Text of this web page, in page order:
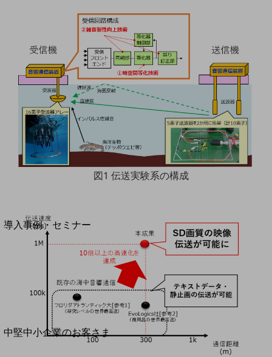
モバイルサービス
端末の一元管理
セキュリティ
運用保守・故障紛失サポート
回線・ネットワーク
お手続き
導入事例・セミナー
導入事例TOP
最新の導入事例や注目の導入事例をご紹介します
開催・出展する各種セミナー、イベント情報をご紹介します
別ウィンドウで開きます
中堅中小企業のお客さま
NTTドコモビジネスウォッチ
図1 伝送実験系の構成